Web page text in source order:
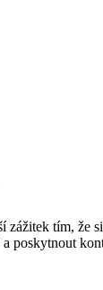
tím, že
poskytnout